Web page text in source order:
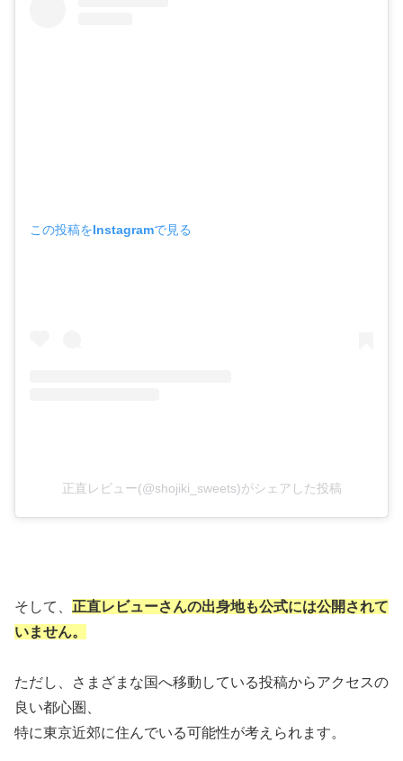
この投稿をInstagramで見る
正直レビュー(@shojiki_sweets)がシェアした投稿
そして、 正直レビューさんの出身地も公式には公開されて
いません。
ただし、さまざまな国へ移動している投稿からアクセスの
良い都心圏、
特に東京近郊に住んでいる可能性が考えられます。